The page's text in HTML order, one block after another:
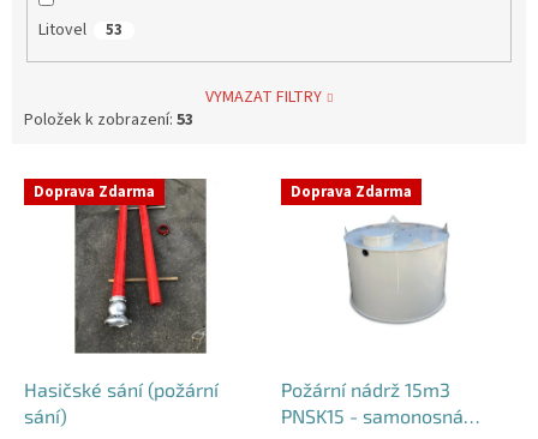
Litovel 53
VYMAZAT FILTRY
Položek k zobrazení: 53
V Doprava Zdarma
Hasičské sání (požární
sání)
Doprava Zdarma
Požární nádrž 15m3
PNSK15 - samonosná